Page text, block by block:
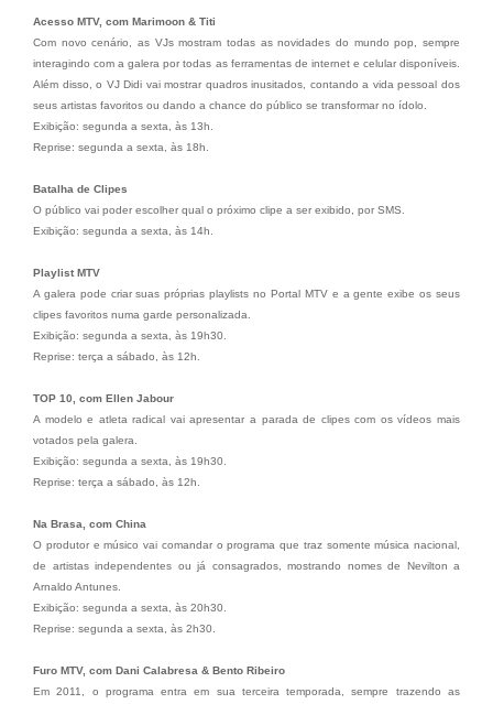
Acesso MTV, com Marimoon & Titi
Com novo cenário, as VJs mostram todas as novidades do mundo pop, sempre
interagindo com a galera por todas as ferramentas de internet e celular disponíveis.
Além disso, o VJ Didi vai mostrar quadros inusitados, contando a vida pessoal dos
seus artistas favoritos ou dando a chance do público se transformar no ídolo.
Exibição: segunda a sexta, às 13h.
Reprise: segunda a sexta, às 18h.
Batalha de Clipes
O público vai poder escolher qual o próximo clipe a ser exibido, por SMS.
Exibição: segunda a sexta, às 14h.
Playlist MTV
A galera pode criar suas próprias playlists no Portal MTV e a gente exibe os seus
clipes favoritos numa garde personalizada.
Exibição: segunda a sexta, às 19h30.
Reprise: terça a sábado, às 12h.
TOP 10, com Ellen Jabour
A modelo e atleta radical vai apresentar a parada de clipes com os vídeos mais
votados pela galera.
Exibição: segunda a sexta, às 19h30.
Reprise: terça a sábado, às 12h.
Na Brasa, com China
O produtor e músico vai comandar o programa que traz somente música nacional,
de artistas independentes ou já consagrados, mostrando nomes de Nevilton a
Arnaldo Antunes.
Exibição: segunda a sexta, às 20h30.
Reprise: segunda a sexta, às 2h30.
Furo MTV, com Dani Calabresa & Bento Ribeiro
Em 2011, o programa entra em sua terceira temporada, sempre trazendo as